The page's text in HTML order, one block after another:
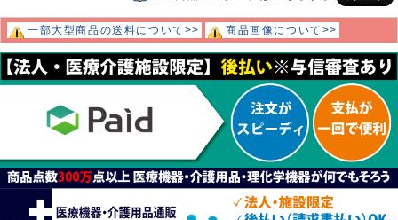
一部大型商品の送料について>> 商品画像について>>